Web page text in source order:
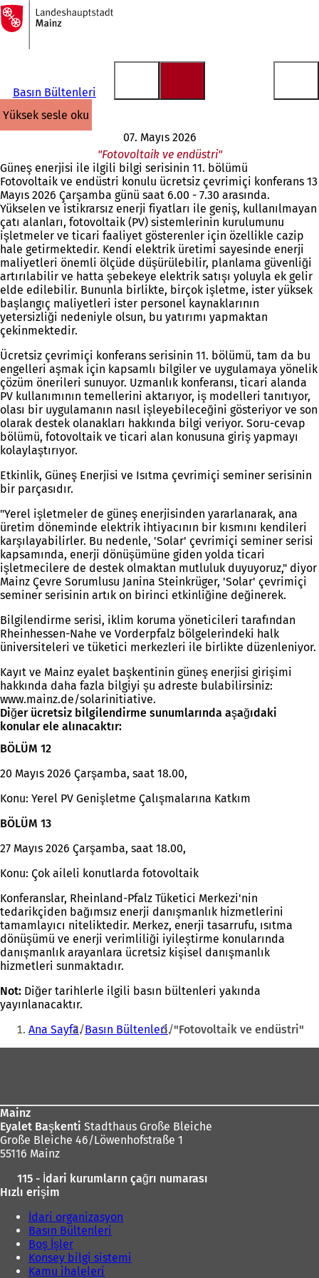
İçeriğe atla
Ana
sayfaya
Basın Bültenleri
yüksek sesle oku
07. Mayıs 2026
"Fotovoltaik ve endüstri"
Güneş enerjisi ile ilgili bilgi serisinin 11. bölümü
Fotovoltaik ve endüstri konulu ücretsiz çevrimiçi konferans 13
Mayıs 2026 Çarşamba günü saat 6.00 - 7.30 arasında.
Yükselen ve istikrarsız enerji fiyatları ile geniş, kullanılmayan
çatı alanları, fotovoltaik (PV) sistemlerinin kurulumunu
işletmeler ve ticari faaliyet gösterenler için özellikle cazip
hale getirmektedir. Kendi elektrik üretimi sayesinde enerji
maliyetleri önemli ölçüde düşürülebilir, planlama güvenliği
artırılabilir ve hatta şebekeye elektrik satışı yoluyla ek gelir
elde edilebilir. Bununla birlikte, birçok işletme, ister yüksek
başlangıç maliyetleri ister personel kaynaklarının
yetersizliği nedeniyle olsun, bu yatırımı yapmaktan
çekinmektedir.
Ücretsiz çevrimiçi konferans serisinin 11. bölümü, tam da bu
engelleri aşmak için kapsamlı bilgiler ve uygulamaya yönelik
çözüm önerileri sunuyor. Uzmanlık konferansı, ticari alanda
PV kullanımının temellerini aktarıyor, iş modelleri tanıtıyor,
olası bir uygulamanın nasıl işleyebileceğini gösteriyor ve son
olarak destek olanakları hakkında bilgi veriyor. Soru-cevap
bölümü, fotovoltaik ve ticari alan konusuna giriş yapmayı
kolaylaştırıyor.
Etkinlik, Güneş Enerjisi ve Isıtma çevrimiçi seminer serisinin
bir parçasıdır.
"Yerel işletmeler de güneş enerjisinden yararlanarak, ana
üretim döneminde elektrik ihtiyacının bir kısmını kendileri
karşılayabilirler. Bu nedenle, 'Solar' çevrimiçi seminer serisi
kapsamında, enerji dönüşümüne giden yolda ticari
işletmecilere de destek olmaktan mutluluk duyuyoruz," diyor
Mainz Çevre Sorumlusu Janina Steinkrüger, 'Solar' çevrimiçi
seminer serisinin artık on birinci etkinliğine değinerek.
Bilgilendirme serisi, iklim koruma yöneticileri tarafından
Rheinhessen-Nahe ve Vorderpfalz bölgelerindeki halk
üniversiteleri ve tüketici merkezleri ile birlikte düzenleniyor.
Kayıt ve Mainz eyalet başkentinin güneş enerjisi girişimi
hakkında daha fazla bilgiyi şu adreste bulabilirsiniz:
www.mainz.de/solarinitiative.
Diğer ücretsiz bilgilendirme sunumlarında aşağıdaki
konular ele alınacaktır:
BÖLÜM 12
20 Mayıs 2026 Çarşamba, saat 18.00,
Konu: Yerel PV Genişletme Çalışmalarına Katkım
BÖLÜM 13
27 Mayıs 2026 Çarşamba, saat 18.00,
Konu: Çok aileli konutlarda fotovoltaik
Konferanslar, Rheinland-Pfalz Tüketici Merkezi'nin
tedarikçiden bağımsız enerji danışmanlık hizmetlerini
tamamlayıcı niteliktedir. Merkez, enerji tasarrufu, ısıtma
dönüşümü ve enerji verimliliği iyileştirme konularında
danışmanlık arayanlara ücretsiz kişisel danışmanlık
hizmetleri sunmaktadır.
Not: Diğer tarihlerle ilgili basın bültenleri yakında
yayınlanacaktır.
Buradasınız:
Ana Sayfa Basın Bültenleri "Fotovoltaik ve endüstri"
Mainz
Eyalet Başkenti Stadthaus Große Bleiche
Große Bleiche 46/Löwenhofstraße 1
55116 Mainz
115 - İdari kurumların çağrı numarası
Hızlı erişim
İdari organizasyon
Basın Bültenleri
Boş İşler
Konsey bilgi sistemi
Kamu ihaleleri